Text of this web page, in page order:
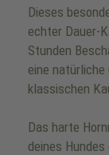
Dieses
echter Dauer-
Stunden
eine
klassischen
Das harte
deines